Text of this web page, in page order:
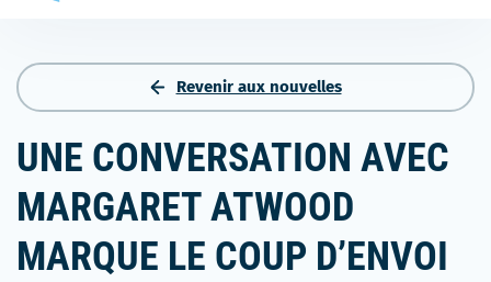
recherche
Revenir aux nouvelles
UNE CONVERSATION AVEC
MARGARET ATWOOD
MARQUE LE COUP D’ENVOI